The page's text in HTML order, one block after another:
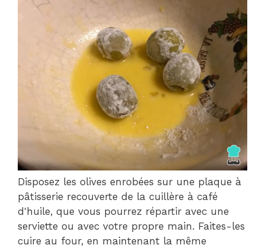
Disposez les olives enrobées sur une plaque à
pâtisserie recouverte de la cuillère à café
d'huile, que vous pourrez répartir avec une
serviette ou avec votre propre main. Faites-les
cuire au four, en maintenant la même